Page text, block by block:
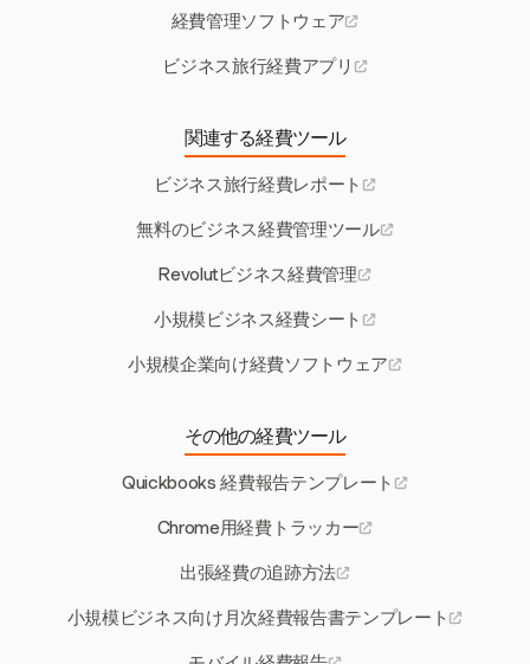
経費管理ソフトウェア
ビジネス旅行経費アプリ
関連する経費ツール
ビジネス旅行経費レポート
無料のビジネス経費管理ツール
Revolutビジネス経費管理
小規模ビジネス経費シート
小規模企業向け経費ソフトウェア
その他の経費ツール
Quickbooks 経費報告テンプレート
Chrome用経費トラッカー
出張経費の追跡方法
小規模ビジネス向け月次経費報告書テンプレート